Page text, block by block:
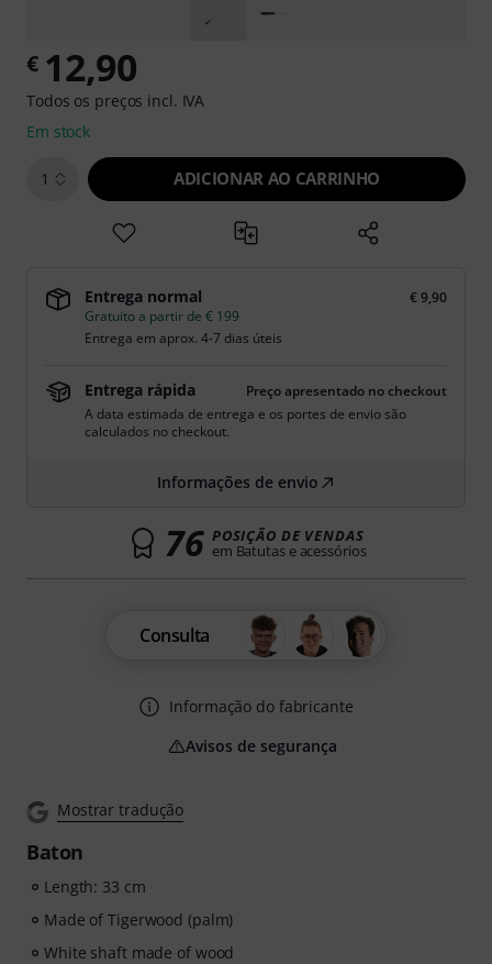
Mostrar tradução
Baton
Length: 33 cm
Made of Tigerwood (palm)
White shaft made of wood
€ 12,90
Todos os preços incl. IVA
Em stock
1 ADICIONAR AO CARRINHO
Entrega normal
€ 9,90
Gratuito a partir de € 199
Entrega em aprox. 4-7 dias úteis
Entrega rápida
Preço apresentado no checkout
A data estimada de entrega e os portes de envio são
calculados no checkout.
Informações de envio
76 POSIÇÃO DE VENDAS
em Batutas e acessórios
Consulta
Informação do fabricante
Avisos de segurança